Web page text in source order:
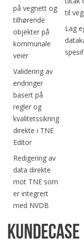
på vegnett og
tilhørende
objekter på
kommunale
veier
Validering av
endringer
basert på
regler og
kvalitetssikring
direkte i TNE
Editor
Redigering av
data direkte
mot TNE som
er integrert
med NVDB
til
Lag
Kundecase